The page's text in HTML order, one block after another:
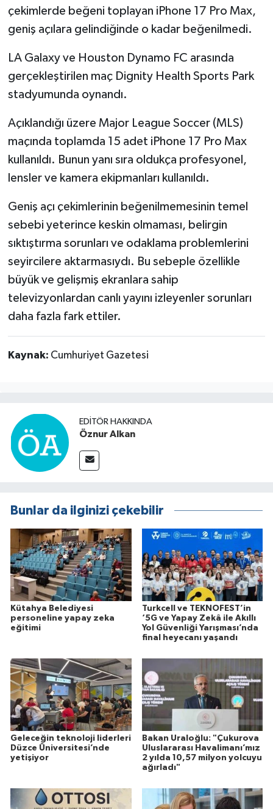
çekimlerde beğeni toplayan iPhone 17 Pro Max,
geniş açılara gelindiğinde o kadar beğenilmedi.
LA Galaxy ve Houston Dynamo FC arasında
gerçekleştirilen maç Dignity Health Sports Park
stadyumunda oynandı.
Açıklandığı üzere Major League Soccer (MLS)
maçında toplamda 15 adet iPhone 17 Pro Max
kullanıldı. Bunun yanı sıra oldukça profesyonel,
lensler ve kamera ekipmanları kullanıldı.
Geniş açı çekimlerinin beğenilmemesinin temel
sebebi yeterince keskin olmaması, belirgin
sıktıştırma sorunları ve odaklama problemlerini
seyircilere aktarmasıydı. Bu sebeple özellikle
büyük ve gelişmiş ekranlara sahip
televizyonlardan canlı yayını izleyenler sorunları
daha fazla fark ettiler.
Kaynak: Cumhuriyet Gazetesi
EDITÖR HAKKINDA
Öznur Alkan
Bunlar da ilginizi çekebilir
Kütahya Belediyesi
personeline yapay zeka
eğitimi
Turkcell ve TEKNOFEST’in
‘5G ve Yapay Zekâ ile Akıllı
Yol Güvenliği Yarışması’nda
final heyecanı yaşandı
Geleceğin teknoloji liderleri
Düzce Üniversitesi’nde
yetişiyor
Bakan Uraloğlu: "Çukurova
Uluslararası Havalimanı’mız
2 yılda 10,57 milyon yolcuyu
ağırladı"